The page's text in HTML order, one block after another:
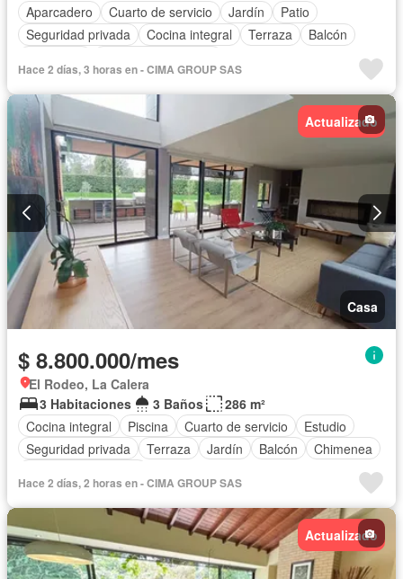
Aparcadero
Cuarto de servicio Jardín
Patio
Seguridad privada
Cocina integral Terraza
Balcón
Hace 2 días, 3 horas en - CIMA GROUP SAS
Actualizado
Casa
$ 8.800.000/mes
El Rodeo, La Calera
3 Habitaciones
3 Baños
286 m²
Cocina integral
Piscina Cuarto de servicio
Estudio
Seguridad privada
Terraza Jardín Balcón
Chimenea
Hace 2 días, 2 horas en - CIMA GROUP SAS
Actualizado